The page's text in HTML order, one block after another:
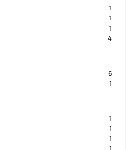
1
1
1
4
6
1
1
1
1